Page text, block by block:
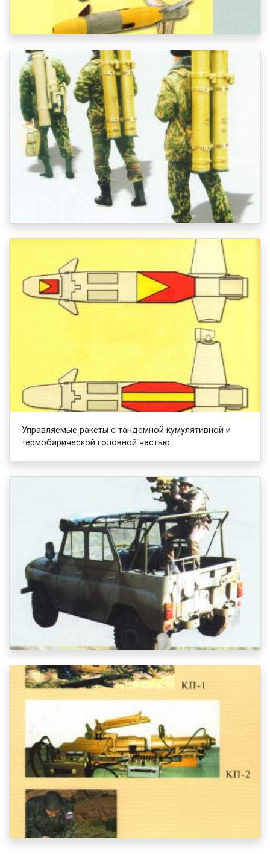
Управляемые ракеты с тандемной кумулятивной и
термобарической головной частью